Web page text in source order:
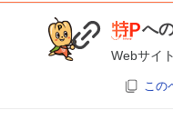
へ
Webサイ
この